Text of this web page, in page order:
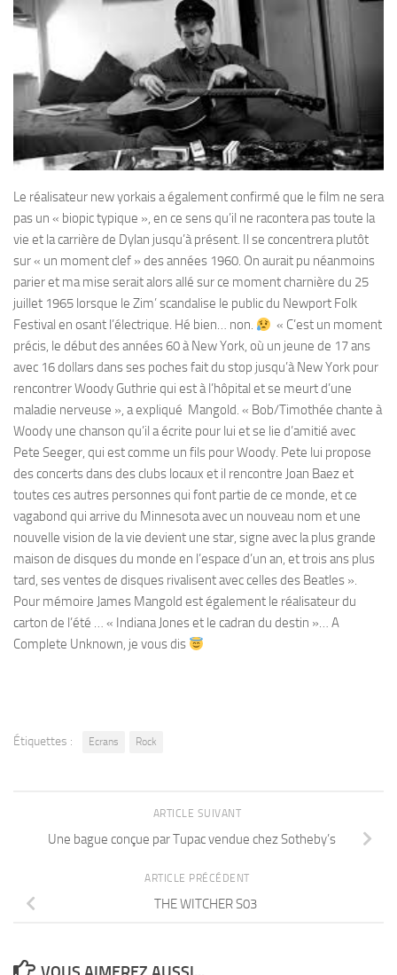
Le réalisateur new yorkais a également confirmé que le film ne sera
pas un « biopic typique », en ce sens qu’il ne racontera pas toute la
vie et la carrière de Dylan jusqu’à présent. Il se concentrera plutôt
sur « un moment clef » des années 1960. On aurait pu néanmoins
parier et ma mise serait alors allé sur ce moment charnière du 25
juillet 1965 lorsque le Zim’ scandalise le public du Newport Folk
Festival en osant l’électrique. Hé bien… non.
« C’est un moment
précis, le début des années 60 à New York, où un jeune de 17 ans
avec 16 dollars dans ses poches fait du stop jusqu’à New York pour
rencontrer Woody Guthrie qui est à l’hôpital et se meurt d’une
maladie nerveuse », a expliqué Mangold. « Bob/Timothée chante à
Woody une chanson qu’il a écrite pour lui et se lie d’amitié avec
Pete Seeger, qui est comme un fils pour Woody. Pete lui propose
des concerts dans des clubs locaux et il rencontre Joan Baez et
toutes ces autres personnes qui font partie de ce monde, et ce
vagabond qui arrive du Minnesota avec un nouveau nom et une
nouvelle vision de la vie devient une star, signe avec la plus grande
maison de disques du monde en l’espace d’un an, et trois ans plus
tard, ses ventes de disques rivalisent avec celles des Beatles ».
Pour mémoire James Mangold est également le réalisateur du
carton de l’été … « Indiana Jones et le cadran du destin »… A
Complete Unknown, je vous dis
Étiquettes : Ecrans Rock
ARTICLE SUIVANT
Une bague conçue par Tupac vendue chez Sotheby’s
ARTICLE PRÉCÉDENT
THE WITCHER S03